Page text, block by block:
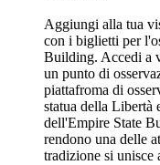
Aggiungi alla tua
con i biglietti per
Building. Accedi a
un punto di
piattafroma di
statua della Libertà
dell'Empire State
rendono una delle
tradizione si unisce